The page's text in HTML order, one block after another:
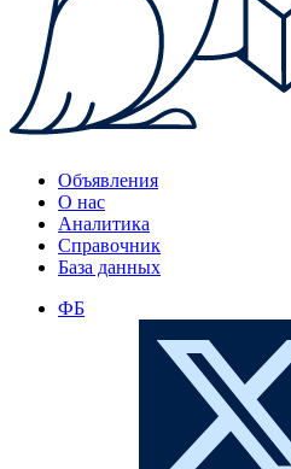
Объявления
О нас
Аналитика
Справочник
База данных
ФБ